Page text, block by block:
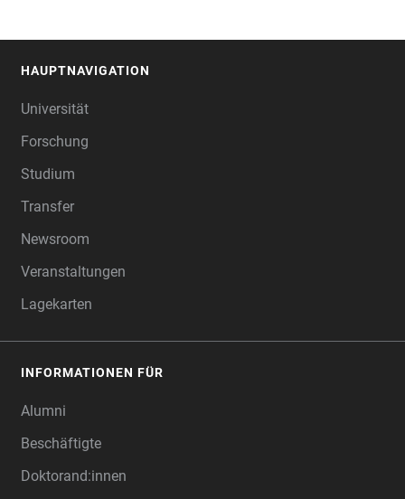
HAUPTNAVIGATION
Universität
Forschung
Studium
Transfer
Newsroom
Veranstaltungen
Lagekarten
INFORMATIONEN FÜR
Alumni
Beschäftigte
Doktorand:innen